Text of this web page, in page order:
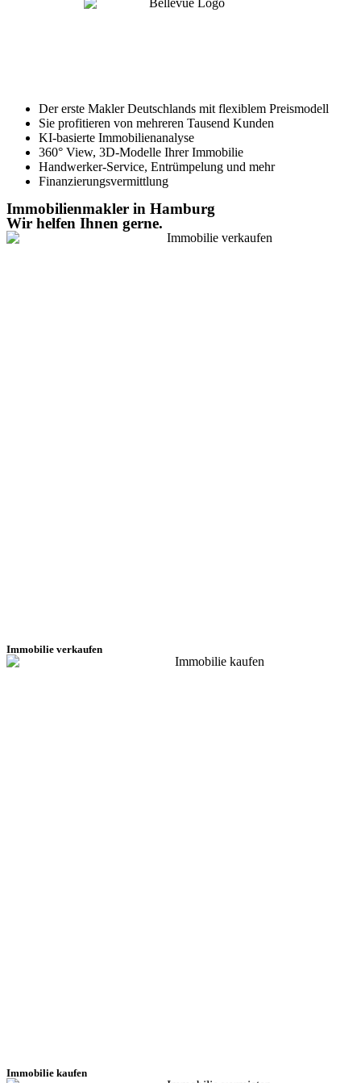
Der erste Makler Deutschlands mit flexiblem Preismodell
Sie profitieren von mehreren Tausend Kunden
KI-basierte Immobilienanalyse
360° View, 3D-Modelle Ihrer Immobilie
Handwerker-Service, Entrümpelung und mehr
Finanzierungsvermittlung
Immobilienmakler in Hamburg
Wir helfen Ihnen gerne.
Immobilie verkaufen
Immobilie kaufen